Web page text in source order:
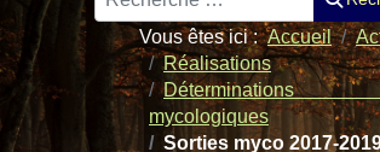
Vous êtes ici :Accueil
Réalisations
Déterminations
mycologiques
Sorties myco 2017-